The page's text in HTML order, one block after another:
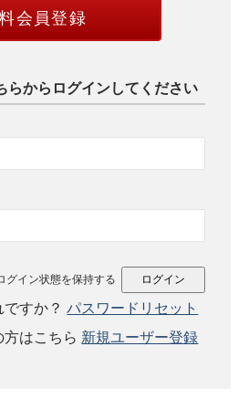
会員登録
らからログインしてください
グイン状態を保持する
ですか？パスワードリセット
方はこちら 新規ユーザー登録